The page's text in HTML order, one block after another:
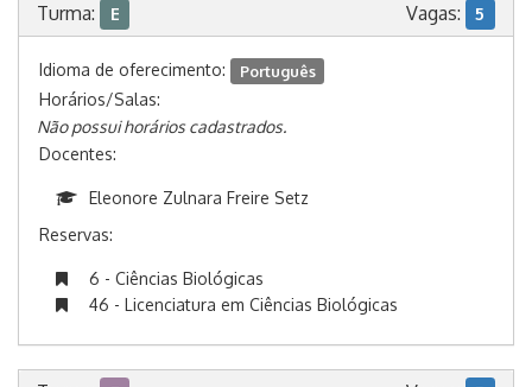
Turma: E Vagas: 5
Idioma de oferecimento: Português
Horários/Salas:
Não possui horários cadastrados.
Docentes:
Eleonore Zulnara Freire Setz
Reservas:
6 - Ciências Biológicas
46 - Licenciatura em Ciências Biológicas